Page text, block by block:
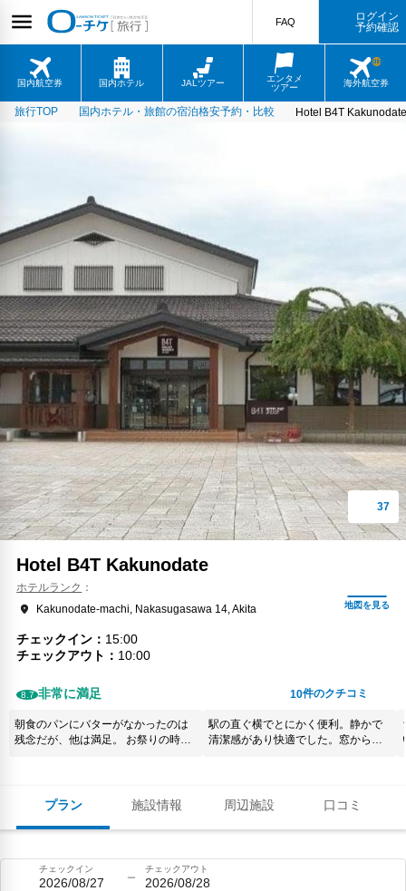
国内航空券 国内ホテル JALツアー
エンタメ
ツアー
海外航空券
FAQ
ログイン
予約確認
旅行TOP 国内ホテル・旅館の宿泊格安予約・比較 Hotel B4T Kakunodate
プラン 施設情報 周辺施設 口コミ
Hotel B4T Kakunodate
ホテルランク
Kakunodate-machi, Nakasugasawa 14, Akita
チェックイン
15:00
チェックアウト
10:00
8.7 非常に満足 10件のクチコミ
朝食のパンにバターがなかったのは
残念だが、他は満足。 お祭りの時
駅の直ぐ横でとにかく便利。静かで
清潔感があり快適でした。窓から
チェックイン
2026/08/27
チェックアウト
2026/08/28